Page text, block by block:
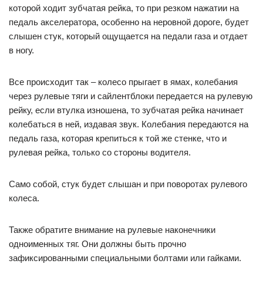
которой ходит зубчатая рейка, то при резком нажатии на
педаль акселератора, особенно на неровной дороге, будет
слышен стук, который ощущается на педали газа и отдает
в ногу.
Все происходит так – колесо прыгает в ямах, колебания
через рулевые тяги и сайлентблоки передается на рулевую
рейку, если втулка изношена, то зубчатая рейка начинает
колебаться в ней, издавая звук. Колебания передаются на
педаль газа, которая крепиться к той же стенке, что и
рулевая рейка, только со стороны водителя.
Само собой, стук будет слышан и при поворотах рулевого
колеса.
Также обратите внимание на рулевые наконечники
одноименных тяг. Они должны быть прочно
зафиксированными специальными болтами или гайками.